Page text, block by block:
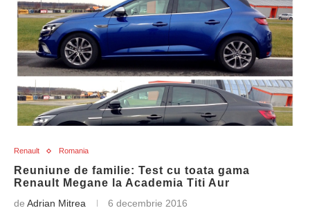
Renault Romania
Reuniune de familie: Test cu toata gama
Renault Megane la Academia Titi Aur
de Adrian Mitrea 6 decembrie 2016